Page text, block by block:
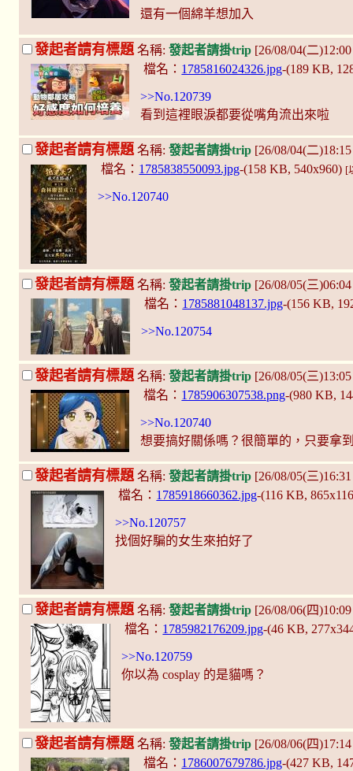
還有一個綿羊想加入
發起者請有標題 名稱: 發起者請掛trip [26/08/04(二
檔名： 1785816024326.jpg-(189 KB,
>>No.120739
看到這裡眼淚都要從嘴角流出來啦
發起者請有標題 名稱: 發起者請掛trip [26/08/04(二
檔名： 1785838550093.jpg-(158 KB, 540x960) [
>>No.120740
發起者請有標題 名稱: 發起者請掛trip [26/08/05(三
檔名： 1785881048137.jpg-(156 KB,
>>No.120754
發起者請有標題 名稱: 發起者請掛trip [26/08/05(三
檔名： 1785906307538.png-(980 KB,
>>No.120740
想要搞好關係嗎？很簡單的，只要拿
發起者請有標題 名稱: 發起者請掛trip [26/08/05(三
檔名： 1785918660362.jpg-(116 KB,
>>No.120757
找個好騙的女生來拍好了
發起者請有標題 名稱: 發起者請掛trip [26/08/06(四
檔名： 1785982176209.jpg-(46 KB,
>>No.120759
你以為 cosplay 的是貓嗎？
發起者請有標題 名稱: 發起者請掛trip [26/08/06(四
檔名： 1786007679786.jpg-(427 KB,